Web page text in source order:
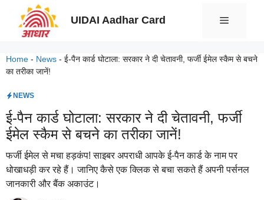
UIDAI Aadhar Card Menu
Home - News - ई-पैन कार्ड घोटाला: सरकार ने दी चेतावनी, फर्जी ईमेल स्कैम से बचने
का तरीका जानें!
NEWS
ई-पैन कार्ड घोटाला: सरकार ने दी चेतावनी, फर्जी
ईमेल स्कैम से बचने का तरीका जानें!
फर्जी ईमेल से मचा हड़कंप! साइबर अपराधी आपके ई-पैन कार्ड के नाम पर
धोखाधड़ी कर रहे हैं। जानिए कैसे एक क्लिक से बचा सकते हैं अपनी पर्सनल
जानकारी और बैंक अकाउंट।